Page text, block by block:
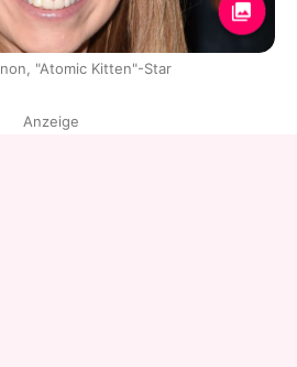
"Atomic Kitten"-Star
Anzeige